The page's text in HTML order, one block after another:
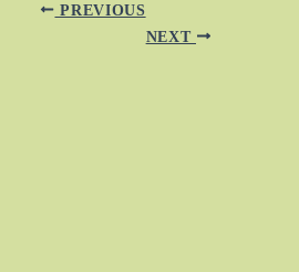
PREVIOUS
NEXT